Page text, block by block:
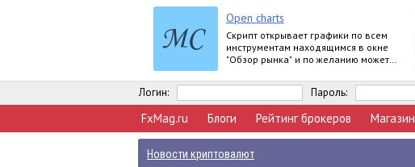
Open charts
Скрипт открывает графики по всем
инструментам находящимся в окне
"Обзор рынка" и по желанию может
шаблон.
Логин: Пароль:
FxMag.ru Блоги Рейтинг брокеров Магазин
Новости криптовалют